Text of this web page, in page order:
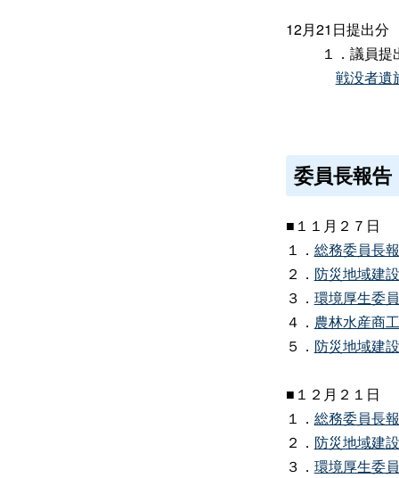
12月21日提出分
１．議員
戦没者遺
委員長報告
■１１月２７日
１． 総務委員長
２． 防災地域建
３． 環境厚生委
４． 農林水産商
５． 防災地域建
■１２月２１日
１． 総務委員長
２． 防災地域建
３． 環境厚生委